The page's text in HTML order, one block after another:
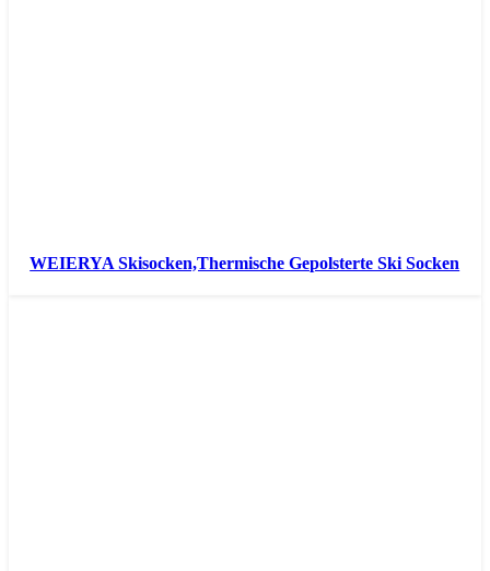
WEIERYA Skisocken,Thermische Gepolsterte Ski Socken